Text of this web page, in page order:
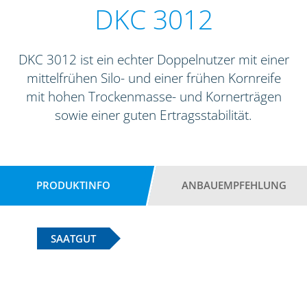
DKC 3012
DKC 3012 ist ein echter Doppelnutzer mit einer
mittelfrühen Silo- und einer frühen Kornreife
mit hohen Trockenmasse- und Kornerträgen
sowie einer guten Ertragsstabilität.
PRODUKTINFO ANBAUEMPFEHLUNG
SAATGUT